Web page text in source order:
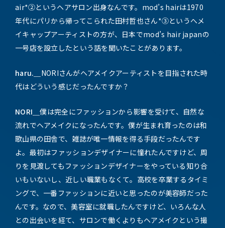
air*②というヘアサロン出身なんです。mod’s hairは1970
年代にパリから帰ってこられた田村哲也さん*③というへメ
イキャップアーティストの方が、日本でmod’s hair japanの
一号店を設立したという話を聞いたことがあります。
haru.＿ NORIさんがヘアメイクアーティストを目指された時
代はどういう感じだったんですか？
NORI＿僕は完全にファッションから影響を受けて、自然な
流れでヘアメイクになったんです。僕が生まれ育ったのは和
歌山県の田舎で、雑誌が唯一情報を得る手段だったんです
よ。最初はファッションデザイナーに憧れたんですけど、周
りを見渡してもファッションデザイナーをやっている知り合
いもいないし、近しい職業もなくて。高校を卒業するタイミ
ングで、一番ファッションに近いと思ったのが美容師だった
んです。なので、美容室に就職したんですけど、いろんな人
との出会いを経て、サロンで働くよりもヘアメイクという撮